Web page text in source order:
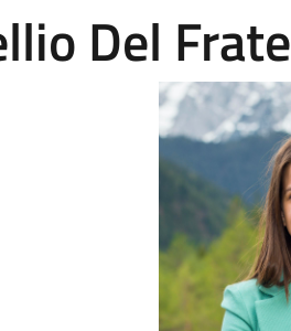
Del Frate